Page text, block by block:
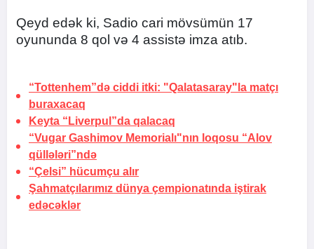
Qeyd edək ki, Sadio cari mövsümün 17
oyununda 8 qol və 4 assistə imza atıb.
“Tottenhem”də ciddi itki: "Qalatasaray"la matçı
buraxacaq
Keyta “Liverpul”da qalacaq
“Vugar Gashimov Memorialı"nın loqosu “Alov
qüllələri”ndə
“Çelsi” hücumçu alır
Şahmatçılarımız dünya çempionatında iştirak
edəcəklər